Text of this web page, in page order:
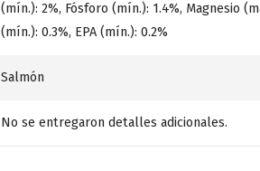
(mín.): 2%, Fósforo (mín.): 1.4%, Magnesio
(mín.): 0.3%, EPA (mín.): 0.2%
Salmón
No se entregaron detalles adicionales.